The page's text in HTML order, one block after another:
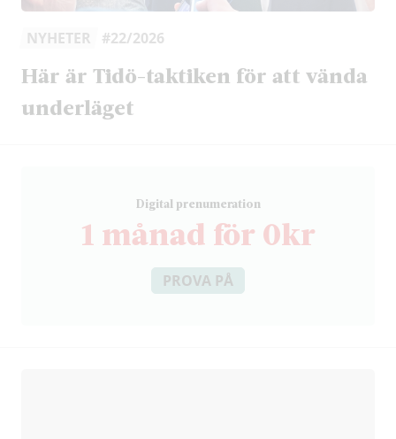
NYHETER #22/2026
Här är Tidö-taktiken för att vända
underläget
Digital prenumeration
1 månad för 0kr
PROVA PÅ